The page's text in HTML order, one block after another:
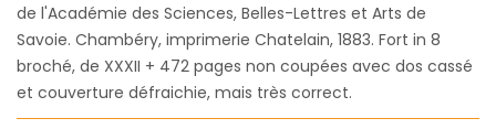
de l'Académie des Sciences, Belles-Lettres et Arts de
Savoie. Chambéry, imprimerie Chatelain, 1883. Fort in 8
broché, de XXXII + 472 pages non coupées avec dos cassé
et couverture défraichie, mais très correct.